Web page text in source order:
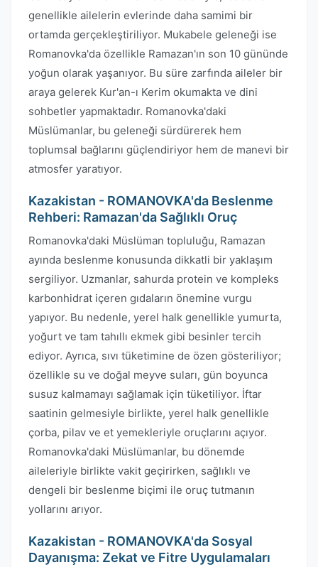
genellikle ailelerin evlerinde daha samimi bir
ortamda gerçekleştiriliyor. Mukabele geleneği ise
Romanovka'da özellikle Ramazan'ın son 10 gününde
yoğun olarak yaşanıyor. Bu süre zarfında aileler bir
araya gelerek Kur'an-ı Kerim okumakta ve dini
sohbetler yapmaktadır. Romanovka'daki
Müslümanlar, bu geleneği sürdürerek hem
toplumsal bağlarını güçlendiriyor hem de manevi bir
atmosfer yaratıyor.
Kazakistan - ROMANOVKA'da Beslenme
Rehberi: Ramazan'da Sağlıklı Oruç
Romanovka'daki Müslüman topluluğu, Ramazan
ayında beslenme konusunda dikkatli bir yaklaşım
sergiliyor. Uzmanlar, sahurda protein ve kompleks
karbonhidrat içeren gıdaların önemine vurgu
yapıyor. Bu nedenle, yerel halk genellikle yumurta,
yoğurt ve tam tahıllı ekmek gibi besinler tercih
ediyor. Ayrıca, sıvı tüketimine de özen gösteriliyor;
özellikle su ve doğal meyve suları, gün boyunca
susuz kalmamayı sağlamak için tüketiliyor. İftar
saatinin gelmesiyle birlikte, yerel halk genellikle
çorba, pilav ve et yemekleriyle oruçlarını açıyor.
Romanovka'daki Müslümanlar, bu dönemde
aileleriyle birlikte vakit geçirirken, sağlıklı ve
dengeli bir beslenme biçimi ile oruç tutmanın
yollarını arıyor.
Kazakistan - ROMANOVKA'da Sosyal
Dayanışma: Zekat ve Fitre Uygulamaları